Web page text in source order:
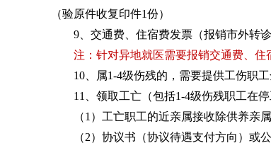
（验原件收复印件1份）
9、交通费、住宿费发票（报销市外转
注：针对异地就医需要报销交通费、住
10、属1-4级伤残的，需要提供工伤职
11、领取工亡（包括1-4级伤残职工在
（1）工亡职工的近亲属接收除供养亲
（2）协议书（协议待遇支付方向）或